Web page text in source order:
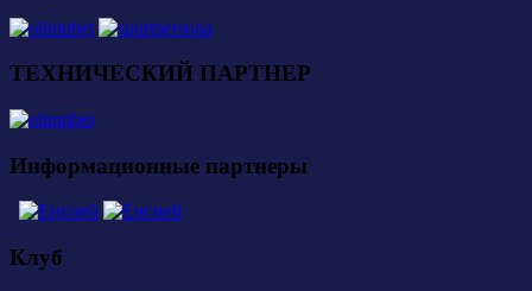
ТЕХНИЧЕСКИЙ ПАРТНЕР
Информационные партнеры
Клуб